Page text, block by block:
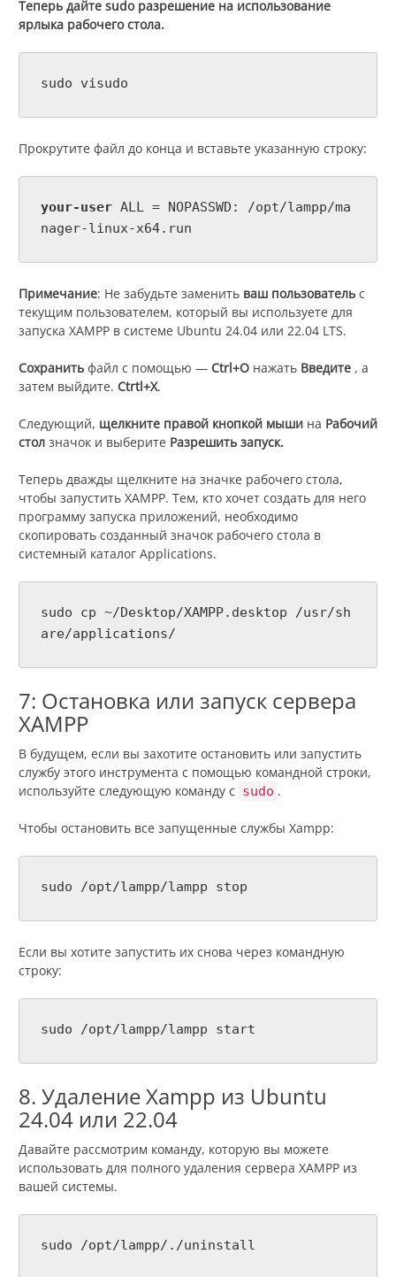
Теперь дайте sudo разрешение на использование
ярлыка рабочего стола.
sudo visudo
Прокрутите файл до конца и вставьте указанную строку:
your-user ALL = NOPASSWD: /opt/lampp/ma
nager-linux-x64.run
Примечание: Не забудьте заменить ваш пользователь с
текущим пользователем, который вы используете для
запуска XAMPP в системе Ubuntu 24.04 или 22.04 LTS.
Сохранить файл с помощью — Ctrl+O нажать Введите , а
затем выйдите. Ctrtl+X.
Следующий, щелкните правой кнопкой мыши на Рабочий
стол значок и выберите Разрешить запуск.
Теперь дважды щелкните на значке рабочего стола,
чтобы запустить XAMPP. Тем, кто хочет создать для него
программу запуска приложений, необходимо
скопировать созданный значок рабочего стола в
системный каталог Applications.
sudo cp ~/Desktop/XAMPP.desktop /usr/sh
are/applications/
7: Остановка или запуск сервера
XAMPP
В будущем, если вы захотите остановить или запустить
службу этого инструмента с помощью командной строки,
используйте следующую команду с sudo .
Чтобы остановить все запущенные службы Xampp:
sudo /opt/lampp/lampp stop
Если вы хотите запустить их снова через командную
строку:
sudo /opt/lampp/lampp start
8. Удаление Xampp из Ubuntu
24.04 или 22.04
Давайте рассмотрим команду, которую вы можете
использовать для полного удаления сервера XAMPP из
вашей системы.
sudo /opt/lampp/./uninstall